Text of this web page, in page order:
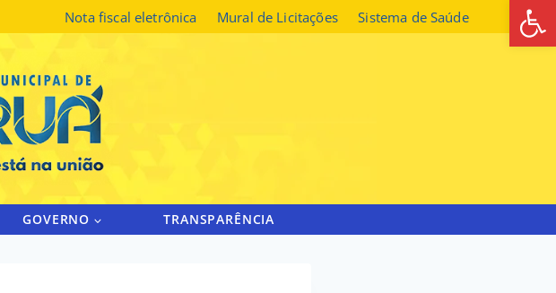
Nota fiscal eletrônica Mural de Licitações Sistema de Saúde
GOVERNO TRANSPARÊNCIA